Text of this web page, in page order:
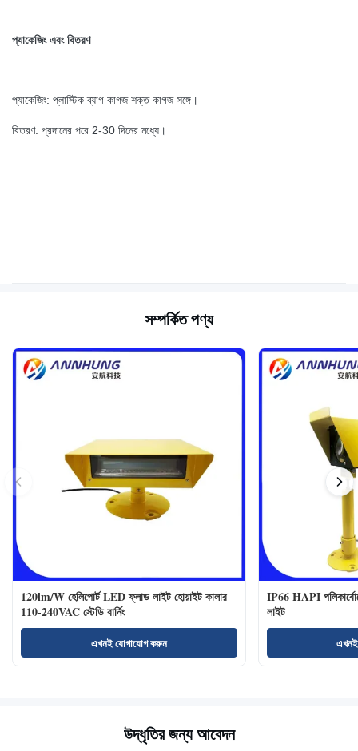
প্যাকেজিং এবং বিতরণ
প্যাকেজিং: প্লাস্টিক ব্যাগ কাগজ শক্ত কাগজ সঙ্গে।
বিতরণ: প্রদানের পরে 2-30 দিনের মধ্যে।
সম্পর্কিত পণ্য
120lm/W হেলিপোর্ট LED ফ্লাড লাইট হোয়াইট কালার
110-240VAC স্টেডি বার্নিং
এখনই যোগাযোগ করুন
IP66 HAPI
লাইট
উদ্ধৃতির জন্য আবেদন